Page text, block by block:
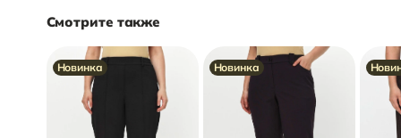
Смотрите также
Новинка Новинка